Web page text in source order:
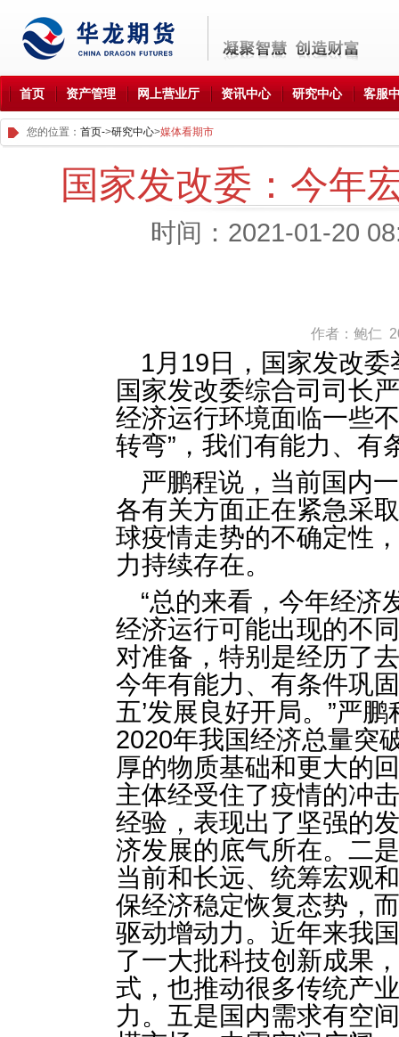
首页 资产管理 网上营业厅 资讯中心 研究中心 客服
您的位置： 首页->研究中心>媒体看期市
国家发改委：今年
时间：2021-01-20
作者：鲍仁
1月19日，国家发改
国家发改委综合司司长
经济运行环境面临一些
转弯”，我们有能力、有
严鹏程说，当前国内
各有关方面正在紧急采
球疫情走势的不确定性
力持续存在。
“总的来看，今年经济
经济运行可能出现的不
对准备，特别是经历了
今年有能力、有条件巩
五’发展良好开局。”严
2020年我国经济总量突
厚的物质基础和更大的
主体经受住了疫情的冲
经验，表现出了坚强的
济发展的底气所在。二
当前和长远、统筹宏观
保经济稳定恢复态势，
驱动增动力。近年来我
了一大批科技创新成果
式，也推动很多传统产
力。五是国内需求有空